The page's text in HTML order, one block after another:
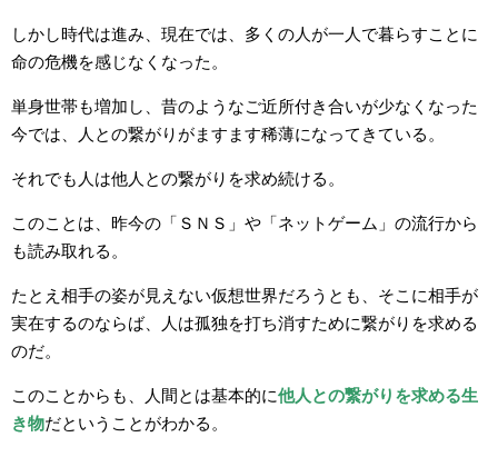
しかし時代は進み、現在では、多くの人が一人で暮らすことに
命の危機を感じなくなった。
単身世帯も増加し、昔のようなご近所付き合いが少なくなった
今では、人との繋がりがますます稀薄になってきている。
それでも人は他人との繋がりを求め続ける。
このことは、昨今の「ＳＮＳ」や「ネットゲーム」の流行から
も読み取れる。
たとえ相手の姿が見えない仮想世界だろうとも、そこに相手が
実在するのならば、人は孤独を打ち消すために繋がりを求める
のだ。
このことからも、人間とは基本的に他人との繋がりを求める生
き物だということがわかる。